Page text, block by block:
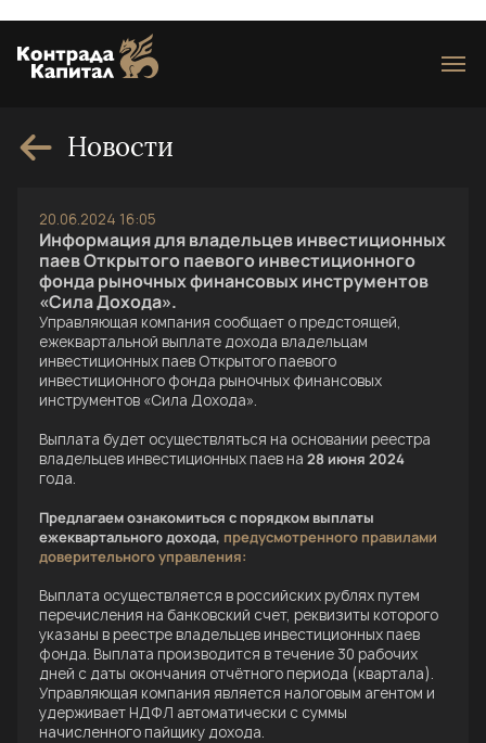
Новости
20.06.2024 16:05
Информация для владельцев инвестиционных
паев Открытого паевого инвестиционного
фонда рыночных финансовых инструментов
«Сила Дохода».
Управляющая компания сообщает о предстоящей,
ежеквартальной выплате дохода владельцам
инвестиционных паев Открытого паевого
инвестиционного фонда рыночных финансовых
инструментов «Сила Дохода».
Выплата будет осуществляться на основании реестра
владельцев инвестиционных паев на 28 июня 2024
года.
Предлагаем ознакомиться с порядком выплаты
ежеквартального дохода, предусмотренного правилами
доверительного управления:
Выплата осуществляется в российских рублях путем
перечисления на банковский счет, реквизиты которого
указаны в реестре владельцев инвестиционных паев
фонда. Выплата производится в течение 30 рабочих
дней с даты окончания отчётного периода (квартала).
Управляющая компания является налоговым агентом и
удерживает НДФЛ автоматически с суммы
начисленного пайщику дохода.